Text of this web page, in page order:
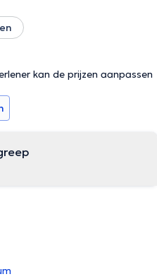
kan de prijzen aanpassen